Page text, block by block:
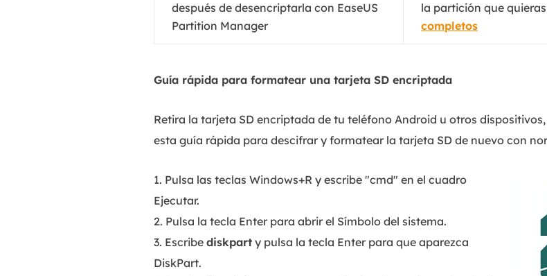
después de desencriptarla con EaseUS
Partition Manager
la partición que
completos
Guía rápida para formatear una tarjeta SD encriptada
Retira la tarjeta SD encriptada de tu teléfono Android u otros
esta guía rápida para descifrar y formatear la tarjeta SD de nuevo con
1. Pulsa las teclas Windows+R y escribe "cmd" en el cuadro
Ejecutar.
2. Pulsa la tecla Enter para abrir el Símbolo del sistema.
3. Escribe diskpart y pulsa la tecla Enter para que aparezca
DiskPart.